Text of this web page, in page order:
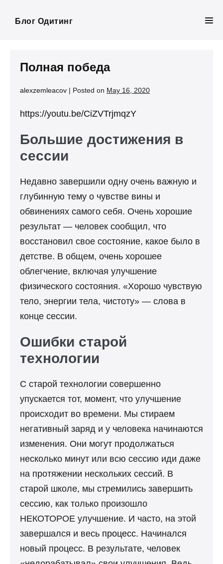
Блог Одитинг
Полная победа
alexzemleacov | Posted on May 16, 2020
https://youtu.be/CiZVTrjmqzY
Большие достижения в
сессии
Недавно завершили одну очень важную и
глубинную тему о чувстве вины и
обвинениях самого себя. Очень хорошие
результат — человек сообщил, что
восстановил свое состояние, какое было в
детстве. В общем, очень хорошее
облегчение, включая улучшение
физического состояния. «Хорошо чувствую
тело, энергии тела, чистоту» — слова в
конце сессии.
Ошибки старой
технологии
С старой технологии совершенно
упускается тот, момент, что улучшение
происходит во времени. Мы стираем
негативный заряд и у человека начинаются
изменения. Они могут продолжаться
несколько минут или всю сессию иди даже
на протяжении нескольких сессий. В
старой школе, мы стремились завершить
сессию, как только произошло
НЕКОТОРОЕ улучшение. И часто, на этой
завершался и весь процесс. Начинался
новый процесс. В результате, человек